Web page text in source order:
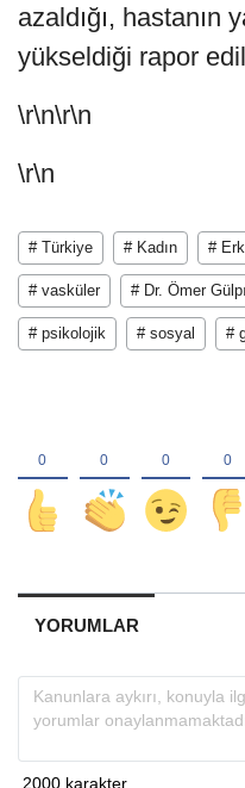
azaldığı, hastanın
yükseldiği rapor
\r\n\r\n
\r\n
# Türkiye # Kadın #
# vasküler # Dr. Ömer
# psikolojik # sosyal #
YORUMLAR